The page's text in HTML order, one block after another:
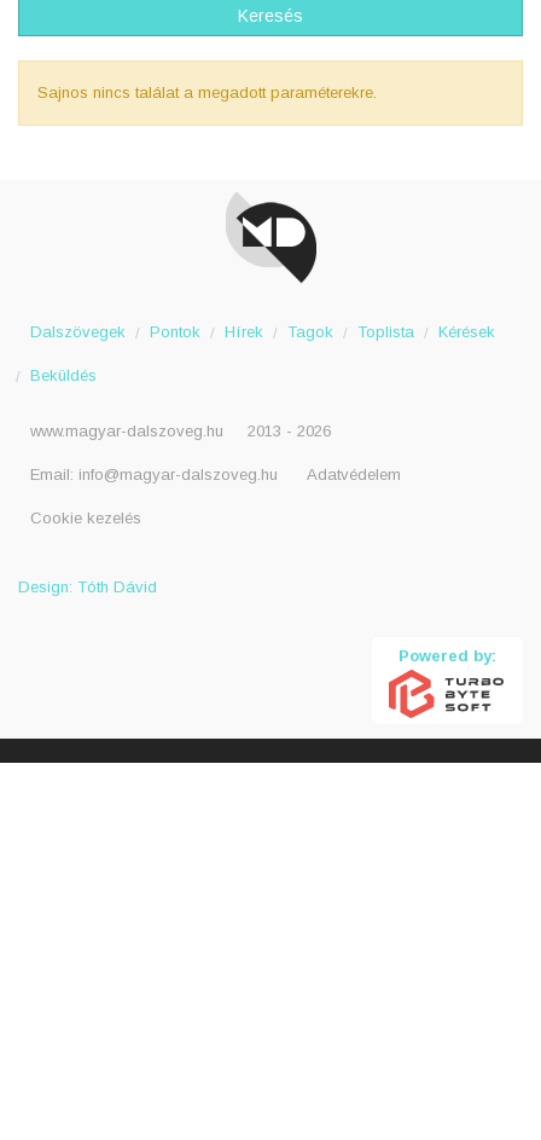
Keresés
Sajnos nincs találat a megadott paraméterekre.
Dalszövegek Pontok Hírek Tagok Toplista Kérések
Beküldés
www.magyar-dalszoveg.hu 2013 - 2026
Email: info@magyar-dalszoveg.hu Adatvédelem
Cookie kezelés
Design: Tóth Dávid
Powered by: